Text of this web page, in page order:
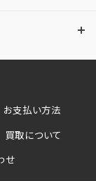
お支払い方法
買取について
せ